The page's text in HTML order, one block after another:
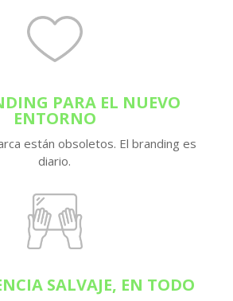
PARA EL NUEVO
ENTORNO
están obsoletos. El branding es
diario.
SALVAJE, EN TODO